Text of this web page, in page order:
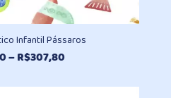
Infantil Pássaros
–R$307,80Faixa
preço: